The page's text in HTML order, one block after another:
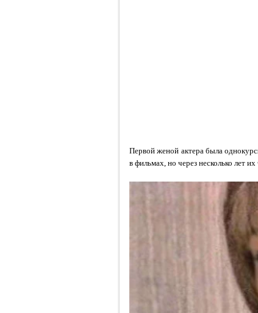
Первой женой актера была
в фильмах, но через несколько лет их